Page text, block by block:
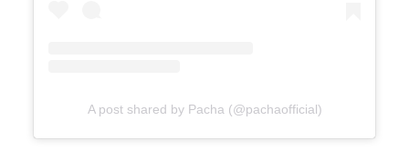
A post shared by Pacha (@pachaofficial)